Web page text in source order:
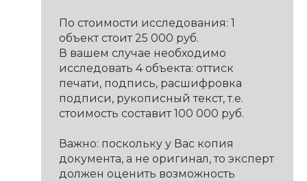
По стоимости исследования: 1
объект стоит 25 000 руб.
В вашем случае необходимо
исследовать 4 объекта: оттиск
печати, подпись, расшифровка
подписи, рукописный текст, т.е.
стоимость составит 100 000 руб.
Важно: поскольку у Вас копия
документа, а не оригинал, то эксперт
должен оценить возможность